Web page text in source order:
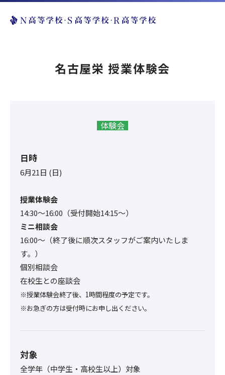
名古屋栄 授業体験会
体験会
日時
6月21日 (日)
授業体験会
14:30〜16:00（受付開始14:15～）
ミニ相談会
16:00〜（終了後に順次スタッフがご案内いたしま
す。）
個別相談会
在校生との座談会
※授業体験会終了後、1時間程度の予定です。
※お急ぎの方は受付時にお申し出ください。
対象
全学年（中学生・高校生以上）対象